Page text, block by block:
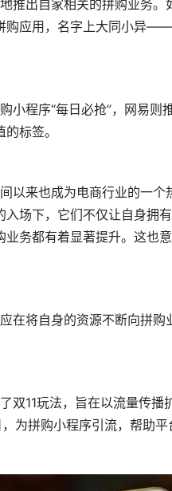
购应用，名字上大同小异
标签。
入场下，它们不仅让自身拥
务都有着显著提升。这也
为拼购小程序引流，帮助平